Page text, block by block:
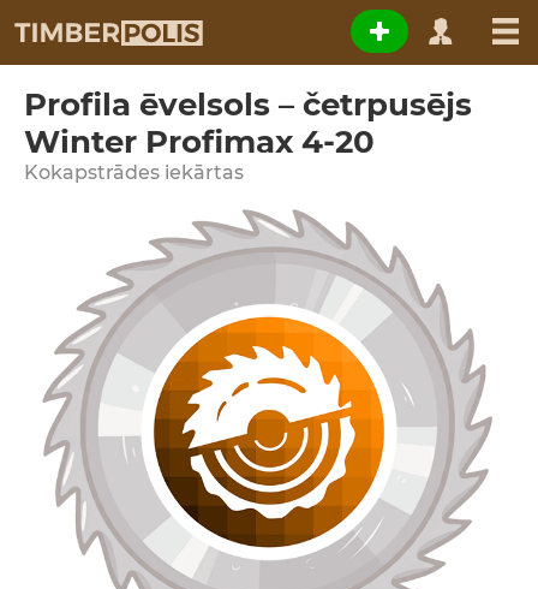
Profila ēvelsols – četrpusējs
Winter Profimax 4-20
Kokapstrādes iekārtas